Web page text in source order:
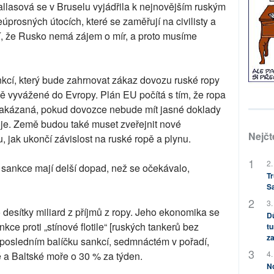
se v Bruselu vyjádřila k nejnovějším ruským
útocích, které se zaměřují na civilisty a
Rusko nemá zájem o mír, a proto musíme
který bude zahrnovat zákaz dovozu ruské ropy
vyvážené do Evropy. Plán EU počítá s tím, že ropa
pokud dovozce nebude mít jasné doklady
Země budou také muset zveřejnit nové
jak ukončí závislost na ruské ropě a plynu.
mají delší dopad, než se očekávalo,
miliard z příjmů z ropy. Jeho ekonomika se
proti „stínové flotile“ [ruských tankerů bez
balíčku sankcí, sedmnáctém v pořadí,
Baltské moře o 30 % za týden.